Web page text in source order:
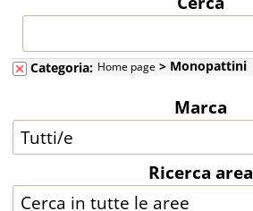
Accessori
Categoria: Home page > Monopattini
Marca
Ricerca area